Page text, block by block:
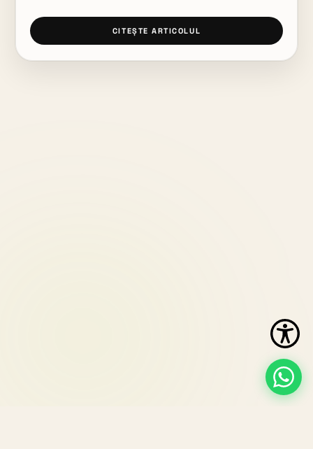
CITEȘTE ARTICOLUL